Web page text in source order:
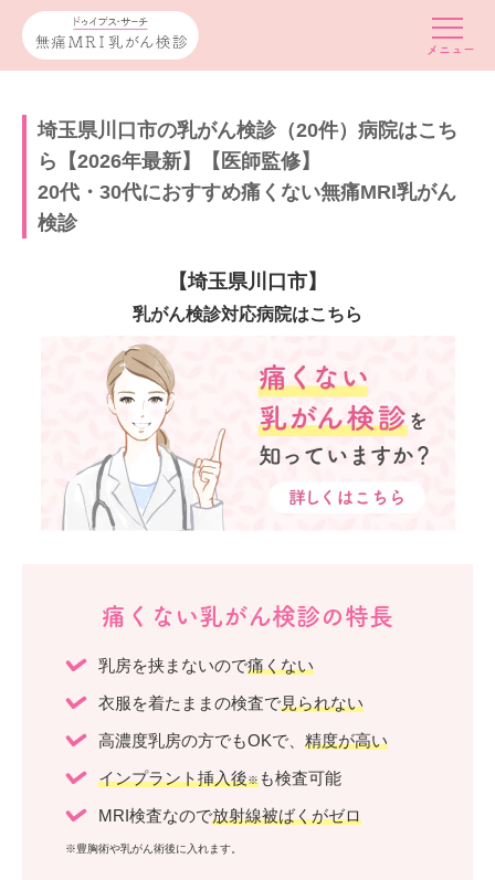
埼玉県川口市の乳がん検診（20件）病院はこち
ら【2026年最新】【医師監修】
20代・30代におすすめ痛くない無痛MRI乳がん
検診
【埼玉県川口市】
乳がん検診対応病院はこちら
痛くない乳がん検診の特長
乳房を挟まないので痛くない
衣服を着たままの検査で見られない
高濃度乳房の方でもOKで、 精度が高い
インプラント挿入後※ も検査可能
MRI検査なので放射線被ばくがゼロ
※豊胸術や乳がん術後に入れます。